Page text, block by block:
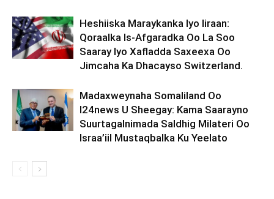
Heshiiska Maraykanka Iyo Iiraan:
Qoraalka Is-Afgaradka Oo La Soo
Saaray Iyo Xafladda Saxeexa Oo
Jimcaha Ka Dhacayso Switzerland.
Madaxweynaha Somaliland Oo
I24news U Sheegay: Kama Saarayno
Suurtagalnimada Saldhig Milateri Oo
Israa’iil Mustaqbalka Ku Yeelato